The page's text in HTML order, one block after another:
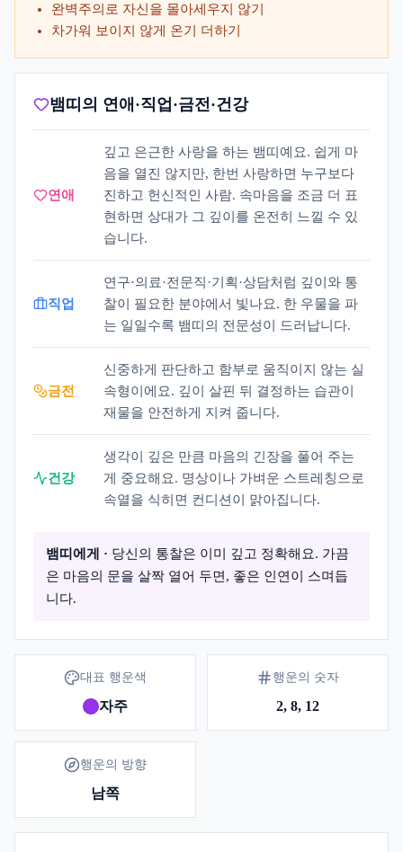
완벽주의로 자신을 몰아세우지 않기
차가워 보이지 않게 온기 더하기
뱀띠의 연애·직업·금전·건강
연애
깊고 은근한 사랑을 하는 뱀띠예요. 쉽게 마
음을 열진 않지만, 한번 사랑하면 누구보다
진하고 헌신적인 사람. 속마음을 조금 더 표
현하면 상대가 그 깊이를 온전히 느낄 수 있
습니다.
직업
연구·의료·전문직·기획·상담처럼 깊이와 통
찰이 필요한 분야에서 빛나요. 한 우물을 파
는 일일수록 뱀띠의 전문성이 드러납니다.
금전
신중하게 판단하고 함부로 움직이지 않는 실
속형이에요. 깊이 살핀 뒤 결정하는 습관이
재물을 안전하게 지켜 줍니다.
건강
생각이 깊은 만큼 마음의 긴장을 풀어 주는
게 중요해요. 명상이나 가벼운 스트레칭으로
속열을 식히면 컨디션이 맑아집니다.
뱀띠 에게 · 당신의 통찰은 이미 깊고 정확해요. 가끔
은 마음의 문을 살짝 열어 두면, 좋은 인연이 스며듭
니다.
대표 행운색
자주
행운의 숫자
2, 8, 12
행운의 방향
남쪽